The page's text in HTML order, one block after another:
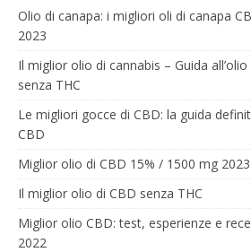
Olio di canapa: i migliori oli di canapa
2023
Il miglior olio di cannabis – Guida
senza THC
Le migliori gocce di CBD: la guida
CBD
Miglior olio di CBD 15% / 1500 mg
Il miglior olio di CBD senza THC
Miglior olio CBD: test, esperienze e
2022